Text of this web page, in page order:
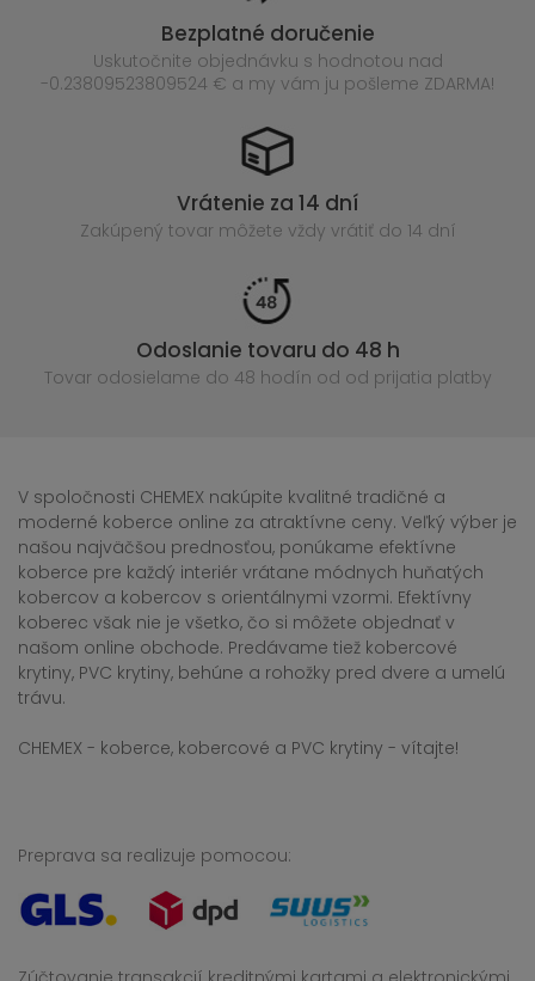
Bezplatné doručenie
Uskutočnite objednávku s hodnotou nad
-0.23809523809524 € a my vám ju pošleme ZDARMA!
Vrátenie za 14 dní
Zakúpený tovar môžete vždy vrátiť do 14 dní
Odoslanie tovaru do 48 h
Tovar odosielame do 48 hodín od od prijatia platby
V spoločnosti CHEMEX nakúpite kvalitné tradičné a
moderné koberce online za atraktívne ceny. Veľký výber je
našou najväčšou prednosťou, ponúkame efektívne
koberce pre každý interiér vrátane módnych huňatých
kobercov a kobercov s orientálnymi vzormi. Efektívny
koberec však nie je všetko, čo si môžete objednať v
našom online obchode. Predávame tiež kobercové
krytiny, PVC krytiny, behúne a rohožky pred dvere a umelú
trávu.
CHEMEX - koberce, kobercové a PVC krytiny - vítajte!
Preprava sa realizuje pomocou: